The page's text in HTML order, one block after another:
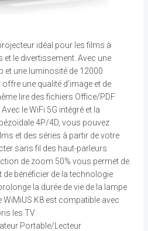
idéal pour les films à
le divertissement. Avec une
et une luminosité de 12000
une qualité d’image et de
lire des fichiers Office/PDF
le WiFi 5G intégré et la
4P/4D, vous pouvez
et des séries à partir de votre
sans fil des haut-parleurs
de zoom 50% vous permet de
de bénéficier de la technologie
la durée de vie de la lampe
WiMiUS K8 est compatible avec
les TV
Portable/Lecteur